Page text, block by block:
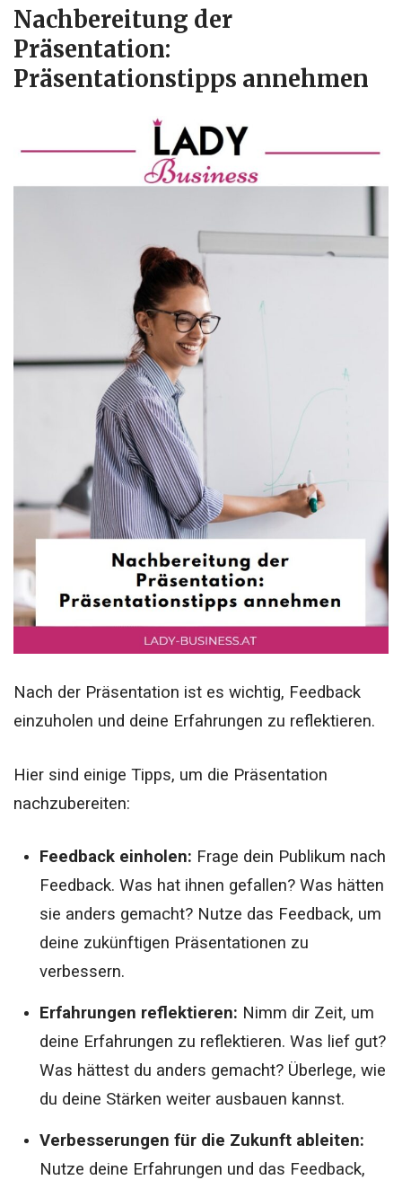
Nachbereitung der
Präsentation:
Präsentationstipps annehmen
Nach der Präsentation ist es wichtig, Feedback
einzuholen und deine Erfahrungen zu reflektieren.
Hier sind einige Tipps, um die Präsentation
nachzubereiten:
Feedback einholen: Frage dein Publikum nach
Feedback. Was hat ihnen gefallen? Was hätten
sie anders gemacht? Nutze das Feedback, um
deine zukünftigen Präsentationen zu
verbessern.
Erfahrungen reflektieren: Nimm dir Zeit, um
deine Erfahrungen zu reflektieren. Was lief gut?
Was hättest du anders gemacht? Überlege, wie
du deine Stärken weiter ausbauen kannst.
Verbesserungen für die Zukunft ableiten:
Nutze deine Erfahrungen und das Feedback,